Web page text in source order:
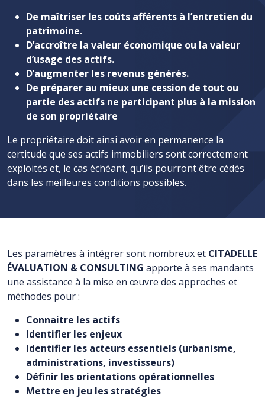
De maîtriser les coûts afférents à l’entretien du
patrimoine.
D’accroître la valeur économique ou la valeur
d’usage des actifs.
D’augmenter les revenus générés.
De préparer au mieux une cession de tout ou
partie des actifs ne participant plus à la mission
de son propriétaire
Le propriétaire doit ainsi avoir en permanence la
certitude que ses actifs immobiliers sont correctement
exploités et, le cas échéant, qu’ils pourront être cédés
dans les meilleures conditions possibles.
Les paramètres à intégrer sont nombreux et CITADELLE
ÉVALUATION & CONSULTING apporte à ses mandants
une assistance à la mise en œuvre des approches et
méthodes pour :
Connaitre les actifs
Identifier les enjeux
Identifier les acteurs essentiels (urbanisme,
administrations, investisseurs)
Définir les orientations opérationnelles
Mettre en jeu les stratégies